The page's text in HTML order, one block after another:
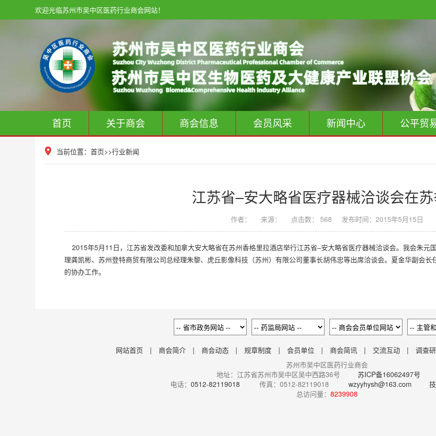
欢迎光临苏州市吴中区医药行业商会网站！
首页 关于商会 商会信息 会员风采 新闻中心 公平贸
当前位置： 首页>>行业新闻
江苏省–安大略省医疗器械洽谈会在
作者： 来源： 点击数： 568 发布时间：2015年5月15日
2015年5月11日，江苏省发改委和加拿大安大略省在苏州香格里拉酒店举行江苏省–安大略省医疗器械洽谈会。我会朱元
理龚凯彬、苏州登特商贸有限公司总经理朱黎、虎丘影像科技（苏州）有限公司董事长胡伟忠等出席洽谈会。夏金华副会
的协办工作。
网站首页 | 商会简介 | 商会动态 | 规章制度 | 会员单位 | 商会简讯 | 交流互动 |
调查
苏州市吴中区医药行业商会
地址：江苏省苏州市吴中区吴中西路36号
苏ICP备16062497号
电话： 0512-82119018 传真：0512-82119018 wzyyhysh@163.com
总访问量： 8239908